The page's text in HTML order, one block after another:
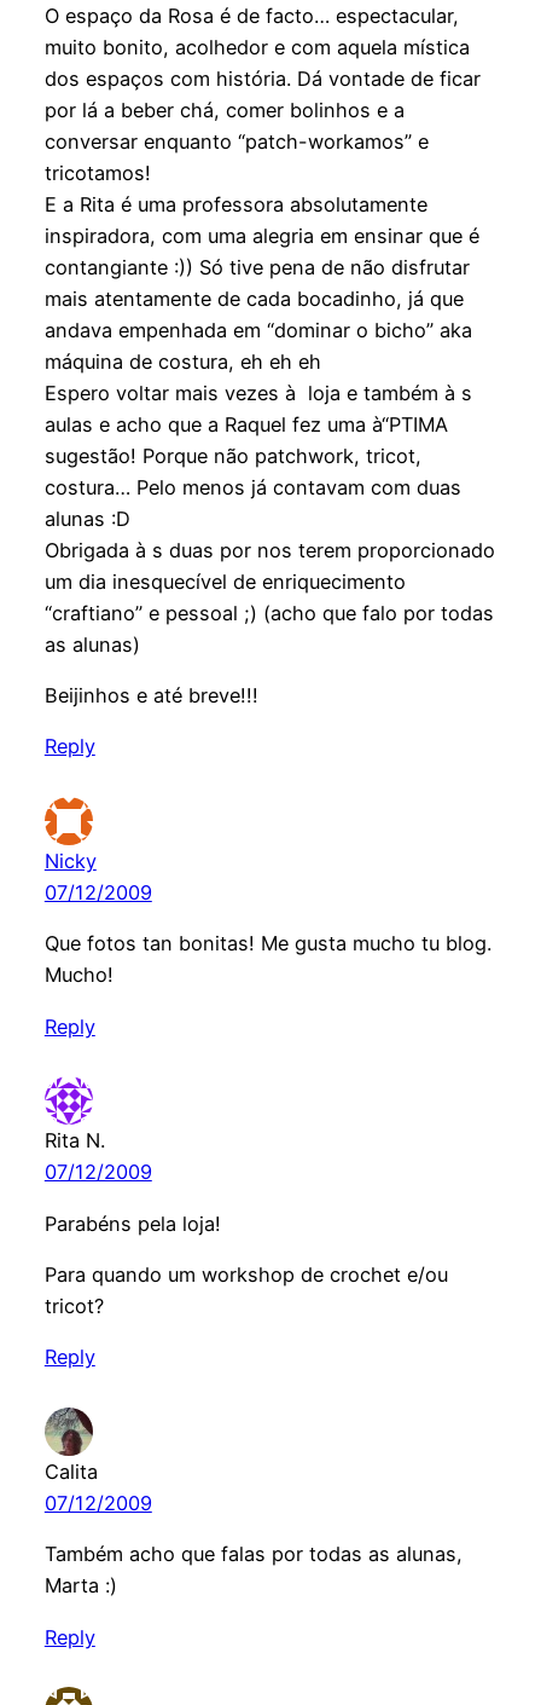
O espaço da Rosa é de facto… espectacular,
muito bonito, acolhedor e com aquela mística
dos espaços com história. Dá vontade de ficar
por lá a beber chá, comer bolinhos e a
conversar enquanto “patch-workamos” e
tricotamos!
E a Rita é uma professora absolutamente
inspiradora, com uma alegria em ensinar que é
contangiante :)) Só tive pena de não disfrutar
mais atentamente de cada bocadinho, já que
andava empenhada em “dominar o bicho” aka
máquina de costura, eh eh eh
Espero voltar mais vezes à loja e também à s
aulas e acho que a Raquel fez uma à“PTIMA
sugestão! Porque não patchwork, tricot,
costura… Pelo menos já contavam com duas
alunas :D
Obrigada à s duas por nos terem proporcionado
um dia inesquecível de enriquecimento
“craftiano” e pessoal ;) (acho que falo por todas
as alunas)
Beijinhos e até breve!!!
Reply
Nicky
07/12/2009
Que fotos tan bonitas! Me gusta mucho tu blog.
Mucho!
Reply
Rita N.
07/12/2009
Parabéns pela loja!
Para quando um workshop de crochet e/ou
tricot?
Reply
Calita
07/12/2009
Também acho que falas por todas as alunas,
Marta :)
Reply